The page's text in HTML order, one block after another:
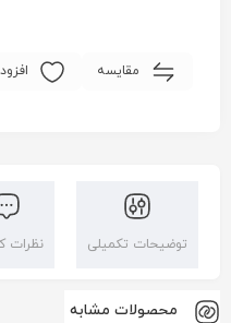
مقایسه
توضیحات تکمیلی نظرات
محصولات مشابه